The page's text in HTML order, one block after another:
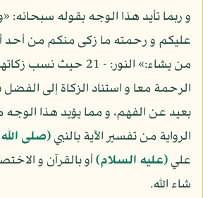
و ربما تأيد هذا الوجه بقوله سبحانه:
عليكم و رحمته ما زكى منكم من أحد
من يشاء:» النور: - 21
الرحمة معا و استناد الزكاة إلى
بعيد عن الفهم، و مما يؤيد هذا الوجه
الرواية من تفسير الآية بالنبي(صلى
علي(عليه السلام)أو بالقرآن و
شاء الله.